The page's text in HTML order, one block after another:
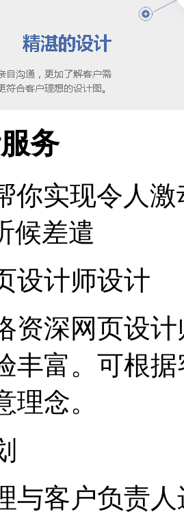
务
你实现令人
候差遣
设计师设计
资深网页设
丰富。可根
理念。
与客户负责